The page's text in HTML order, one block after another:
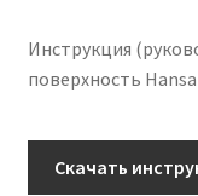
Инструкция
поверхность
Скачать